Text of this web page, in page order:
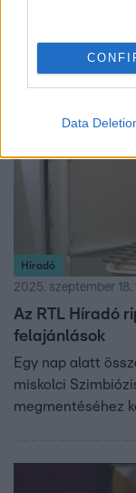
Data
Híradó
2025. szeptember 18.
Az RTL Híradó
felajánlások
Egy nap alatt
miskolci
megmentéséhez